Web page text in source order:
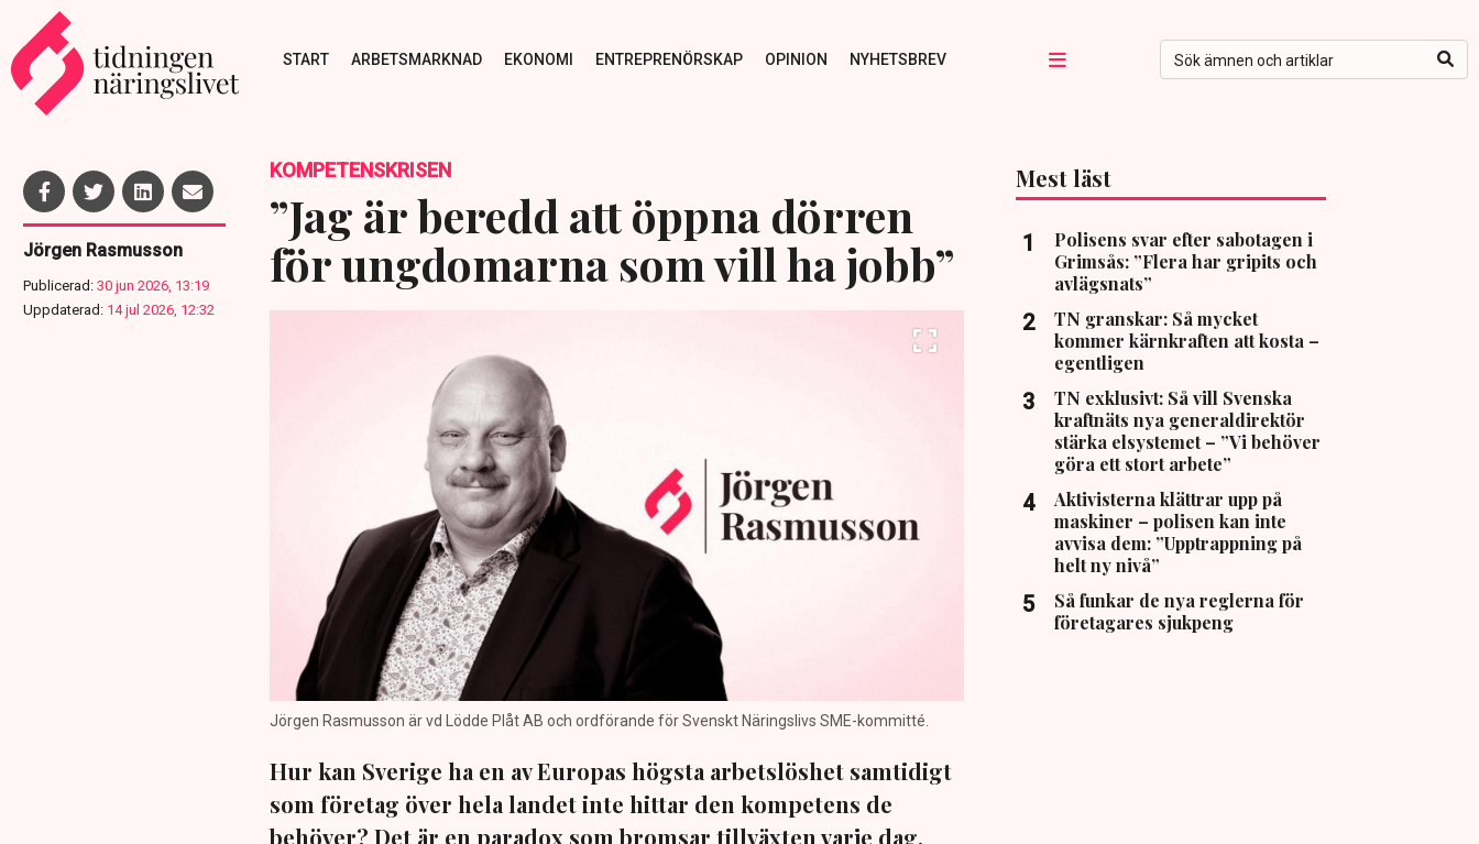
START ARBETSMARKNAD EKONOMI ENTREPRENÖRSKAP OPINION NYHETSBREV
Jörgen Rasmusson
Publicerad: 30 jun 2026, 13:19
Uppdaterad: 14 jul 2026, 12:32
KOMPETENSKRISEN
”Jag är beredd att öppna dörren
för ungdomarna som vill ha jobb”
Jörgen Rasmusson är vd Lödde Plåt AB och ordförande för Svenskt Näringslivs SME-kommitté.
Hur kan Sverige ha en av Europas högsta arbetslöshet samtidigt
som företag över hela landet inte hittar den kompetens de
behöver? Det är en paradox som bromsar tillväxten varje dag,
Mest läst
Polisens svar efter sabotagen i
Grimsås: ”Flera har gripits och
avlägsnats”
TN granskar: Så mycket
kommer kärnkraften att kosta –
egentligen
TN exklusivt: Så vill Svenska
kraftnäts nya generaldirektör
stärka elsystemet – ”Vi behöver
göra ett stort arbete”
Aktivisterna klättrar upp på
maskiner – polisen kan inte
avvisa dem: ”Upptrappning på
helt ny nivå”
Så funkar de nya reglerna för
företagares sjukpeng